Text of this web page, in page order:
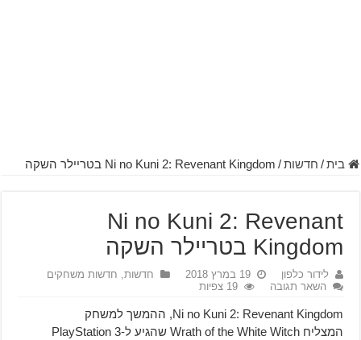
בית / חדשות / Ni no Kuni 2: Revenant Kingdom בטריילר השקה
Ni no Kuni 2: Revenant
Kingdom בטריילר השקה
לידור כלפון 19 במרץ 2018 חדשות, חדשות משחקים
השאר תגובה
19 צפיות
Ni no Kuni 2: Revenant Kingdom, ההמשך למשחק
המצליח Wrath of the White Witch שהגיע ל-PlayStation 3